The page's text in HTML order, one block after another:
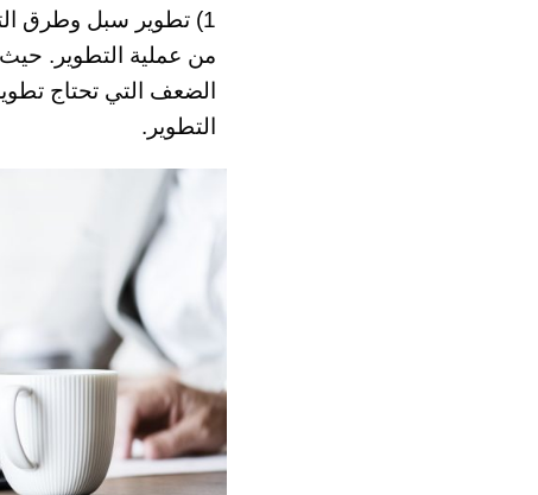
1) تطوير سبل وطرق
من عملية التطوير. حيث
الضعف التي تحتاج
التطوير.